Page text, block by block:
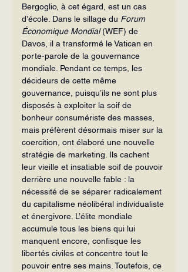
Bergoglio, à cet égard, est un cas
d’école. Dans le sillage du Forum
Économique Mondial (WEF) de
Davos, il a transformé le Vatican en
porte-parole de la gouvernance
mondiale. Pendant ce temps, les
décideurs de cette même
gouvernance, puisqu’ils ne sont plus
disposés à exploiter la soif de
bonheur consumériste des masses,
mais préfèrent désormais miser sur la
coercition, ont élaboré une nouvelle
stratégie de marketing. Ils cachent
leur vieille et insatiable soif de pouvoir
derrière une nouvelle fable : la
nécessité de se séparer radicalement
du capitalisme néolibéral individualiste
et énergivore. L’élite mondiale
accumule tous les biens qui lui
manquent encore, confisque les
libertés civiles et concentre tout le
pouvoir entre ses mains. Toutefois, ce